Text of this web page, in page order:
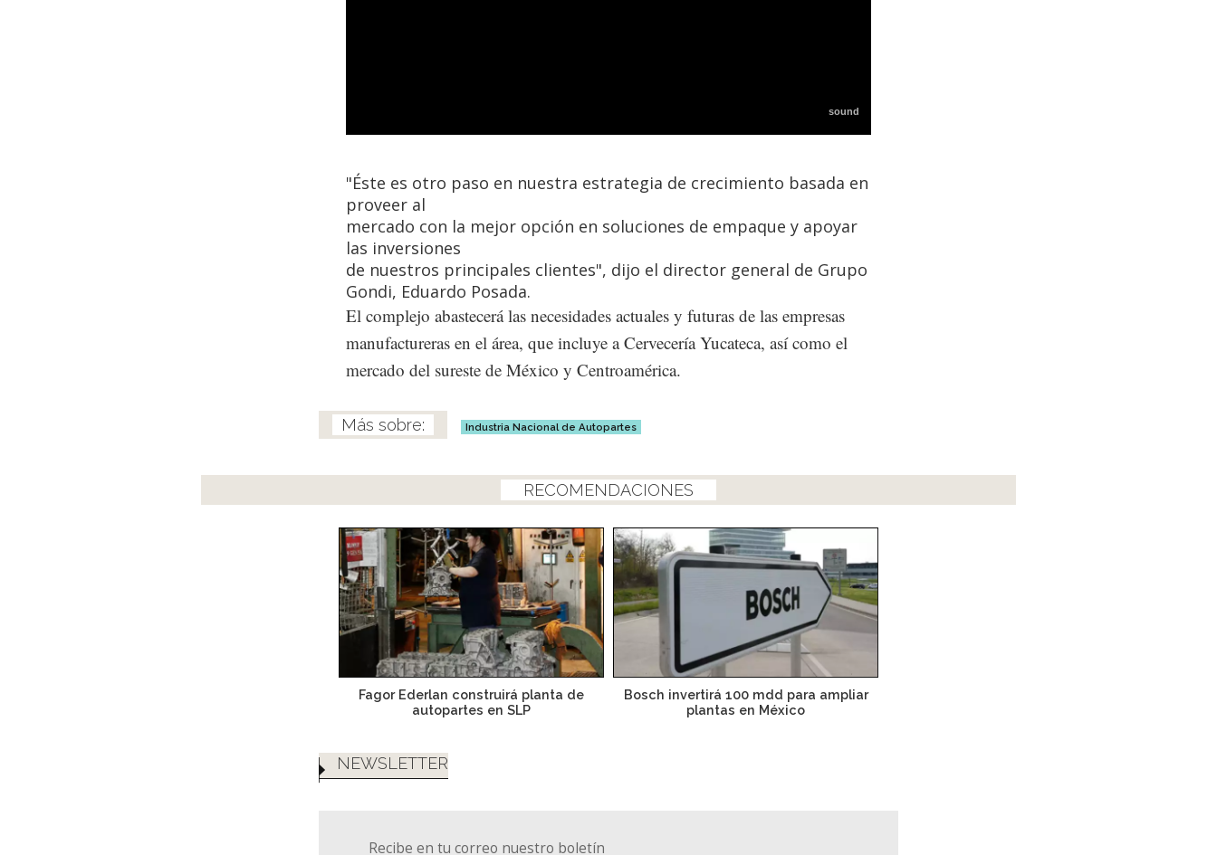
"Éste es otro paso en nuestra estrategia de crecimiento basada en
proveer al
mercado con la mejor opción en soluciones de empaque y apoyar
las inversiones
de nuestros principales clientes", dijo el director general de Grupo
Gondi, Eduardo Posada.
El complejo abastecerá las necesidades actuales y futuras de las empresas
manufactureras en el área, que incluye a Cervecería Yucateca, así como el
mercado del sureste de México y Centroamérica.
Industria Nacional de Autopartes
RECOMENDACIONES
Fagor Ederlan construirá planta de
autopartes en SLP
Bosch invertirá 100 mdd para ampliar
plantas en México
NEWSLETTER
Recibe en tu correo nuestro boletín